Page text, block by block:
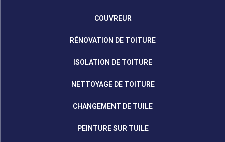
COUVREUR
RÉNOVATION DE TOITURE
ISOLATION DE TOITURE
NETTOYAGE DE TOITURE
CHANGEMENT DE TUILE
PEINTURE SUR TUILE